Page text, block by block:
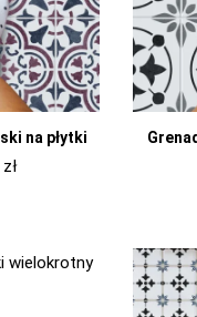
na płytki
zł